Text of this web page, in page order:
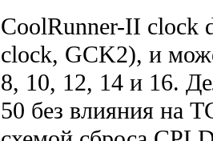
CoolRunner-II clock
clock, GCK2), и
8, 10, 12, 14 и 16.
50 без влияния на